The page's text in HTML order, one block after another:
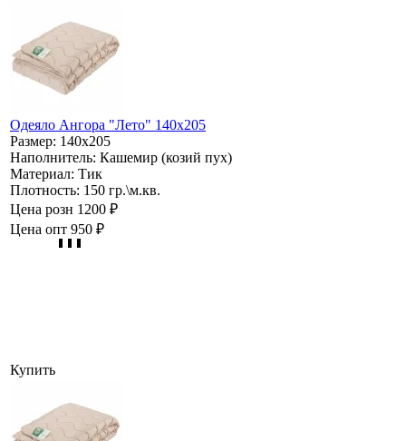
Одеяло Ангора "Лето" 140х205
Размер: 140х205
Наполнитель: Кашемир (козий пух)
Материал: Тик
Плотность: 150 гр.\м.кв.
Цена розн 1200 ₽
Цена опт 950 ₽
Купить